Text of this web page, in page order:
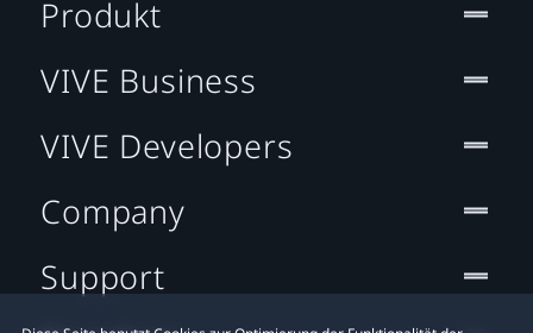
Produkt
VIVE Business
VIVE Developers
Company
Support